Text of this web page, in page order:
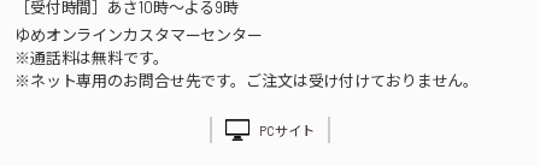
［受付時間］あさ10時～よる9時
ゆめオンラインカスタマーセンター
※通話料は無料です。
※ネット専用のお問合せ先です。ご注文は受け付けておりません。
PCサイト